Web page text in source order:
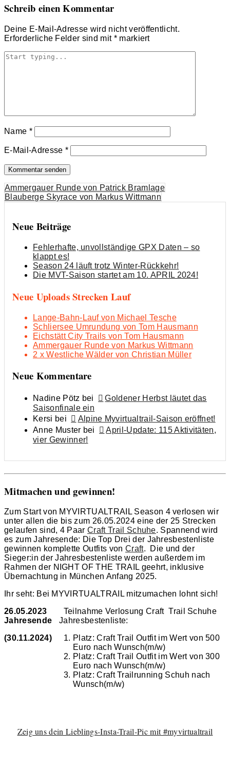
Schreib einen Kommentar
Deine E-Mail-Adresse wird nicht veröffentlicht.
Erforderliche Felder sind mit *markiert
Name *
E-Mail-Adresse *
Beitrags-
Ammergauer Runde von Patrick Bramlage
Blauberge Skyrace von Markus Wittmann
Neue Beiträge
Fehlerhafte, unvollständige GPX Daten – so
klappt es!
Season 24 läuft trotz Winter-Rückkehr!
Die MVT-Saison startet am 10. APRIL 2024!
Neue Uploads Strecken Lauf
Lange-Bahn-Lauf von Michael Tesche
Schliersee Umrundung von Tom Hausmann
Eichstätt City Trails von Tom Hausmann
Ammergauer Runde von Markus Wittmann
2 x Westliche Wälder von Christian Müller
Neue Kommentare
Nadine Pötz bei
Goldener Herbst läutet das
Saisonfinale ein
Kersi bei
Alpine Myvirtualtrail-Saison eröffnet!
Anne Muster bei
April-Update: 115 Aktivitäten,
vier Gewinner!
Mitmachen und gewinnen!
Zum Start von MYVIRTUALTRAIL Season 4 verlosen wir
unter allen die bis zum 26.05.2024 eine der 25 Strecken
gelaufen sind, 4 PaarCraft Trail Schuhe. Spannend wird
es zum Jahresende: Die Top Drei der Jahresbestenliste
gewinnen komplette Outfits von Craft. Die und der
Sieger:in der Jahresbestenliste werden außerdem im
Rahmen der NIGHT OF THE TRAIL geehrt, inklusive
Übernachtung in München Anfang 2025.
Ihr seht: Bei MYVIRTUALTRAIL mitzumachen lohnt sich!
26.05.2023
Teilnahme Verlosung Craft Trail Schuhe
Jahresende
(30.11.2024)
Jahresbestenliste:
Platz: Craft Trail Outfit im Wert von 500
Euro nach Wunsch(m/w)
Platz: Craft Trail Outfit im Wert von 300
Euro nach Wunsch(m/w)
Platz: Craft Trailrunning Schuh nach
Wunsch(m/w)
Zeig uns dein Lieblings-Insta-Trail-Pic mit #myvirtualtrail